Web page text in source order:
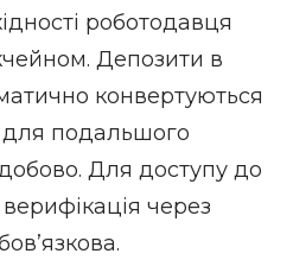
роботодавця
Депозити в
конвертуються
для подальшого
Для доступу до
через